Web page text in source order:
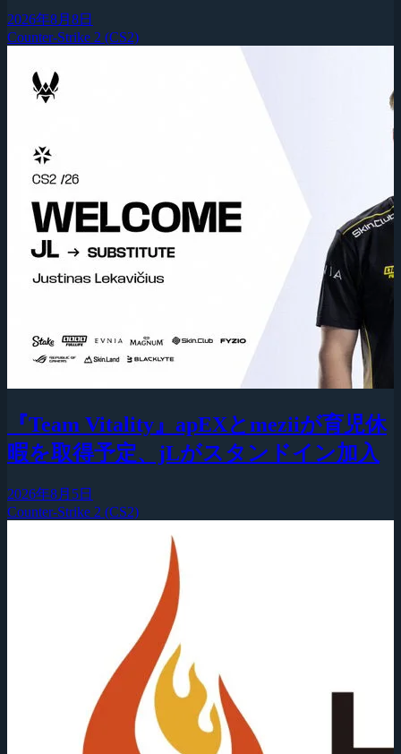
2026年8月8日
Counter-Strike 2 (CS2)
『Team Vitality』apEXとmeziiが育児休
暇を取得予定、jLがスタンドイン加入
2026年8月5日
Counter-Strike 2 (CS2)